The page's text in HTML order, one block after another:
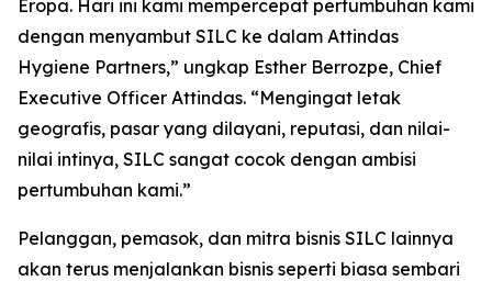
Eropa. Hari ini kami mempercepat pertumbuhan kami
dengan menyambut SILC ke dalam Attindas
Hygiene Partners,” ungkap Esther Berrozpe, Chief
Executive Officer Attindas. “Mengingat letak
geografis, pasar yang dilayani, reputasi, dan nilai-
nilai intinya, SILC sangat cocok dengan ambisi
pertumbuhan kami.”
Pelanggan, pemasok, dan mitra bisnis SILC lainnya
akan terus menjalankan bisnis seperti biasa sembari